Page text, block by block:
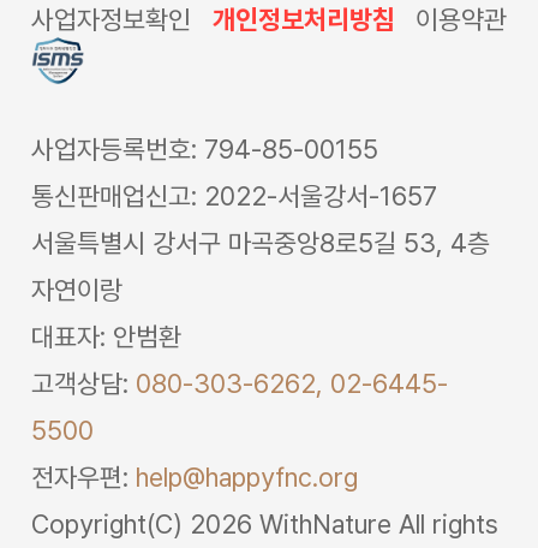
사업자정보확인 개인정보처리방침 이용약관
사업자등록번호: 794-85-00155
통신판매업신고: 2022-서울강서-1657
서울특별시 강서구 마곡중앙8로5길 53, 4층
자연이랑
대표자: 안범환
고객상담: 080-303-6262, 02-6445-
5500
전자우편: help@happyfnc.org
Copyright(C) 2026 WithNature All rights